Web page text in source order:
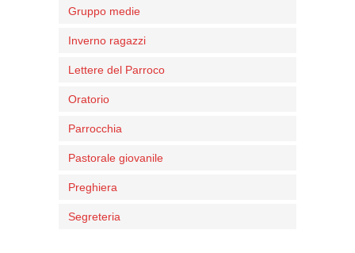
Gruppo medie
Inverno ragazzi
Lettere del Parroco
Oratorio
Parrocchia
Pastorale giovanile
Preghiera
Segreteria